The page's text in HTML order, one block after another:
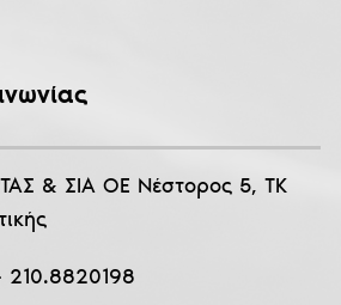
& ΣΙΑ ΟΕ Νέστορος 5, ΤΚ
210.8820198